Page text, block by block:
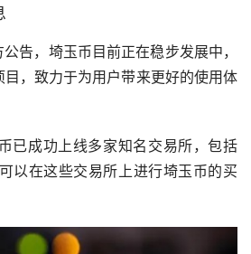
告，埼玉币目前正在稳步发展中，
，致力于为用户带来更好的使用体
已成功上线多家知名交易所，包括
以在这些交易所上进行埼玉币的买